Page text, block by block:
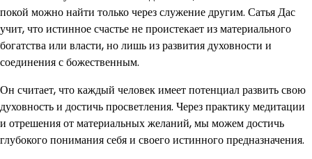
покой можно найти только через служение другим. Сатья Дас
учит, что истинное счастье не проистекает из материального
богатства или власти, но лишь из развития духовности и
соединения с божественным.
Он считает, что каждый человек имеет потенциал развить свою
духовность и достичь просветления. Через практику медитации
и отрешения от материальных желаний, мы можем достичь
глубокого понимания себя и своего истинного предназначения.